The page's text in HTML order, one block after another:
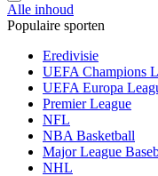
Alle inhoud
Populaire sporten
Eredivisie
UEFA Champions
UEFA Europa
Premier League
NFL
NBA Basketball
Major League
NHL